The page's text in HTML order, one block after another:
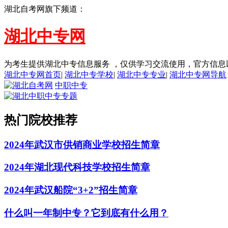
湖北自考网旗下频道：
湖北中专网
为考生提供湖北中专信息服务 ，仅供学习交流使用，官方信息
湖北中专网首页| 湖北中专学校| 湖北中专专业| 湖北中专网导航
中职中专
热门院校推荐
2024年武汉市供销商业学校招生简章
2024年湖北现代科技学校招生简章
2024年武汉船院“3+2”招生简章
什么叫一年制中专？它到底有什么用？